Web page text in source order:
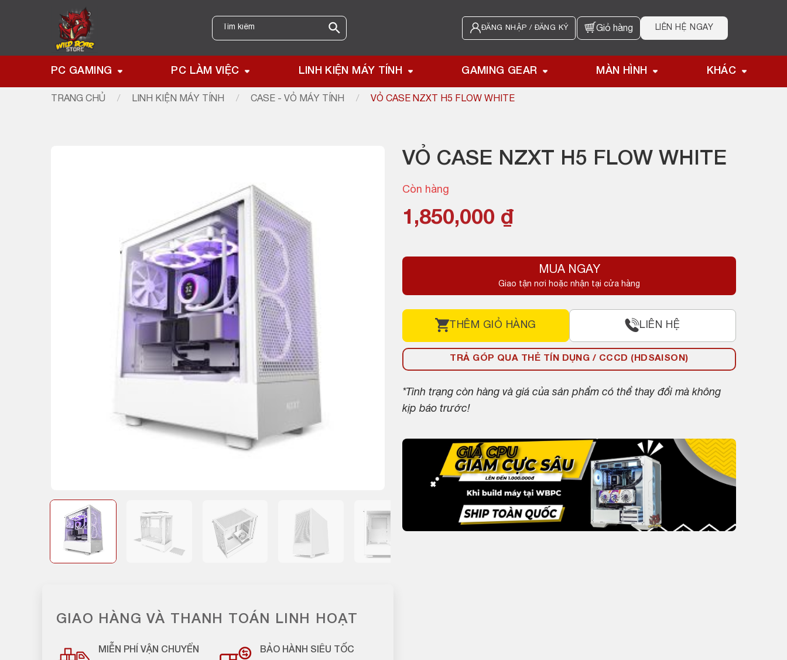
Tìm
kiếm:
ĐĂNG NHẬP / ĐĂNG KÝ Giỏ hàng LIÊN HỆ NGAY
PC GAMING PC LÀM VIỆC LINH KIỆN MÁY TÍNH GAMING GEAR MÀN HÌNH KHÁC
TRANG CHỦ / LINH KIỆN MÁY TÍNH / CASE - VỎ MÁY TÍNH / VỎ CASE NZXT H5 FLOW WHITE
GIAO HÀNG VÀ THANH TOÁN LINH HOẠT
MIỄN PHÍ VẬN CHUYỂN BẢO HÀNH SIÊU TỐC
VỎ CASE NZXT H5 FLOW WHITE
Còn hàng
1,850,000 ₫
MUA NGAY
Giao tận nơi hoặc nhận tại cửa hàng
THÊM GIỎ HÀNG LIÊN HỆ
TRẢ GÓP QUA THẺ TÍN DỤNG / CCCD (HDSAISON)
*Tình trạng còn hàng và giá của sản phẩm có thể thay đổi mà không
kịp báo trước!